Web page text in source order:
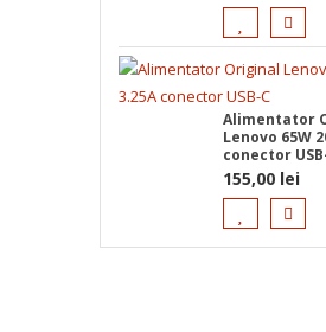
a
Alimentator
Lenovo 65W
conector
155,00 lei